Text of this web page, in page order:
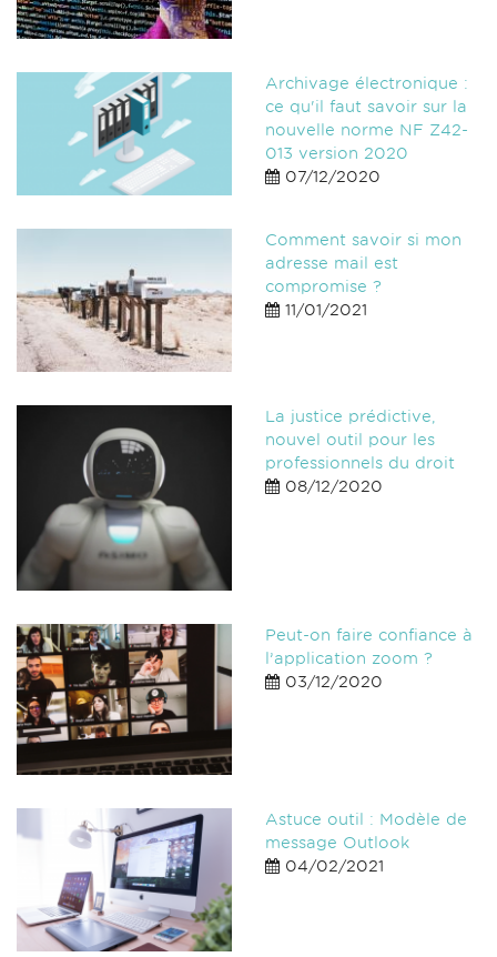
Archivage électronique :
ce qu'il faut savoir sur la
nouvelle norme NF Z42-
013 version 2020
07/12/2020
Comment savoir si mon
adresse mail est
compromise ?
11/01/2021
La justice prédictive,
nouvel outil pour les
professionnels du droit
08/12/2020
Peut-on faire confiance à
l’application zoom ?
03/12/2020
Astuce outil : Modèle de
message Outlook
04/02/2021